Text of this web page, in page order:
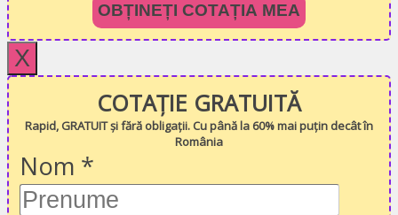
OBȚINEȚI COTAȚIA MEA
X
COTAȚIE GRATUITĂ
Rapid, GRATUIT și fără obligații. Cu până la 60% mai puțin decât în
România
Nom *